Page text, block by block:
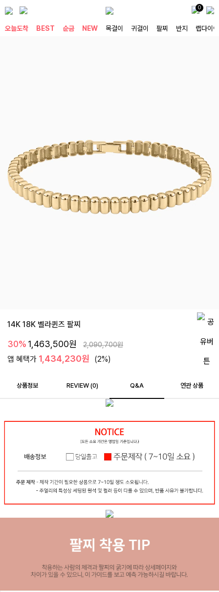
0
오늘도착 BEST 순금 NEW 목걸이 귀걸이 팔찌 반지 랩다이아
14K 18K 벨라퀸즈 팔찌
30% 1,463,500원 2,090,700원
앱 혜택가 1,434,230원 (2%)
상품정보 REVIEW (0) Q&A 연관 상품